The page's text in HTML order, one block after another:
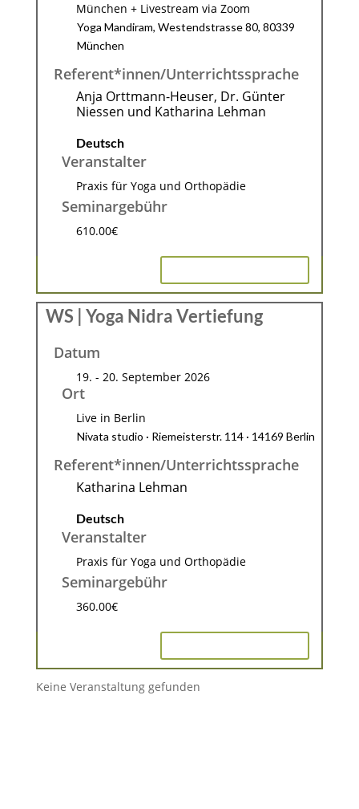
München + Livestream via Zoom
Yoga Mandiram, Westendstrasse 80, 80339
München
Referent*innen/Unterrichtssprache
Anja Orttmann-Heuser, Dr. Günter
Niessen und Katharina Lehman
Deutsch
Veranstalter
Praxis für Yoga und Orthopädie
Seminargebühr
610.00€
WS | Yoga Nidra Vertiefung
Datum
19. - 20. September 2026
Ort
Live in Berlin
Nivata studio · Riemeisterstr. 114 · 14169 Berlin
Referent*innen/Unterrichtssprache
Katharina Lehman
Deutsch
Veranstalter
Praxis für Yoga und Orthopädie
Seminargebühr
360.00€
Keine Veranstaltung gefunden